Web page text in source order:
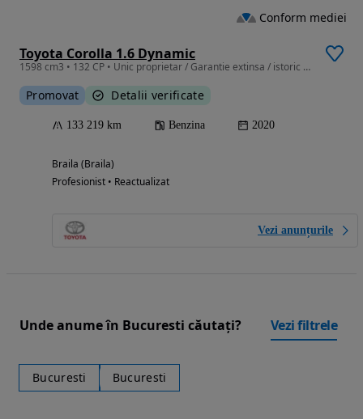
Toyota Corolla 1.6 Dynamic
1598 cm3 • 132 CP • Unic proprietar / Garantie extinsa / istoric service
Promovat Detalii verificate
133 219 km Benzina 2020
Braila (Braila)
Profesionist • Reactualizat
Vezi anunțurile
Conform mediei
Unde anume în Bucuresti căutați? Vezi filtrele
Bucuresti Bucuresti